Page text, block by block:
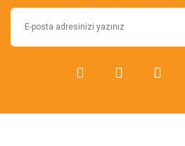
Ürün fiyatı diğer sitelerden daha
Bu ürüne benzer farklı alternatifler